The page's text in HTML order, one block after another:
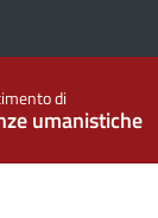
di
umanistiche